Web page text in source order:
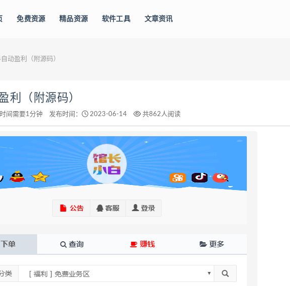
免费资源 精品资源 软件工具 文章资讯
动盈利（附源码）
利（附源码）
间需要1分钟 发布时间： 2023-06-14 共862人阅读